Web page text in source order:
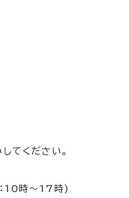
てください。
10時～17時)